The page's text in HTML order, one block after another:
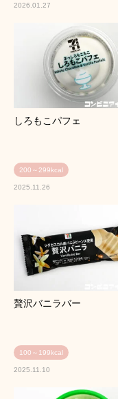
2026.01.27
しろもこパフェ
200～299kcal
2025.11.26
贅沢バニラバー
100～199kcal
2025.11.10